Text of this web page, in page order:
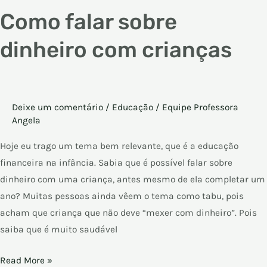
Como falar sobre
dinheiro com crianças
Deixe um comentário / Educação / Equipe Professora
Angela
Hoje eu trago um tema bem relevante, que é a educação
financeira na infância. Sabia que é possível falar sobre
dinheiro com uma criança, antes mesmo de ela completar um
ano? Muitas pessoas ainda vêem o tema como tabu, pois
acham que criança que não deve “mexer com dinheiro”. Pois
saiba que é muito saudável
Read More »